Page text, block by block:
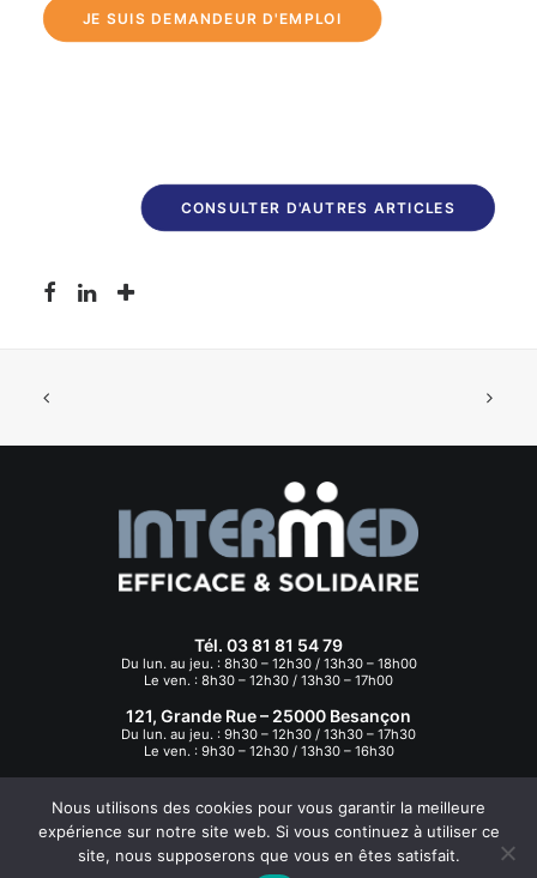
JE SUIS DEMANDEUR D'EMPLOI
CONSULTER D'AUTRES ARTICLES
Tél. 03 81 81 54 79
Du lun. au jeu. : 8h30 – 12h30 / 13h30 – 18h00
Le ven. : 8h30 – 12h30 / 13h30 – 17h00
121, Grande Rue – 25000 Besançon
Du lun. au jeu. : 9h30 – 12h30 / 13h30 – 17h30
Le ven. : 9h30 – 12h30 / 13h30 – 16h30
Nous utilisons des cookies pour vous garantir la meilleure
expérience sur notre site web. Si vous continuez à utiliser ce
site, nous supposerons que vous en êtes satisfait.